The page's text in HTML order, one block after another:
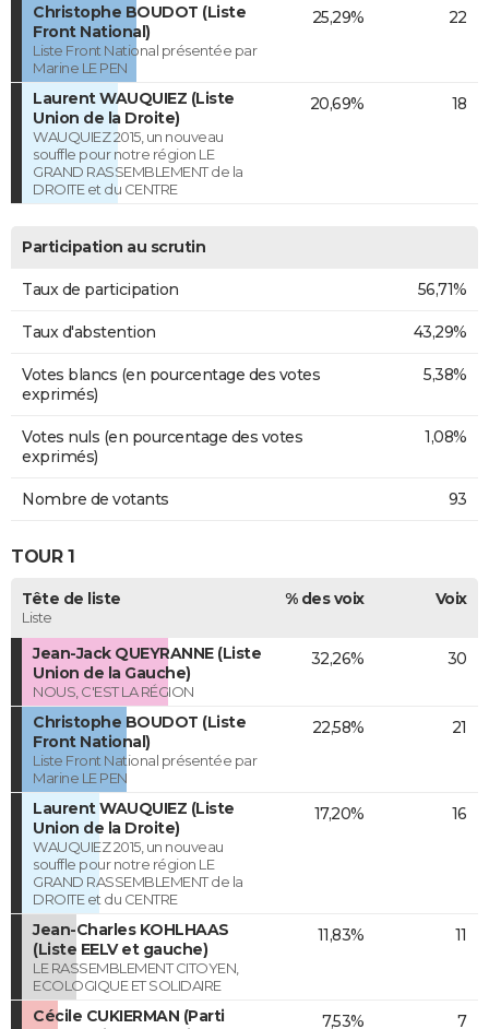
Christophe BOUDOT (Liste
Front National)
Liste Front National présentée par
Marine LE PEN
25,29% 22
Laurent WAUQUIEZ (Liste
Union de la Droite)
WAUQUIEZ 2015, un nouveau
souffle pour notre région LE
GRAND RASSEMBLEMENT de la
DROITE et du CENTRE
20,69% 18
Participation au scrutin
Taux de participation 56,71%
Taux d'abstention 43,29%
Votes blancs (en pourcentage des votes
exprimés)
5,38%
Votes nuls (en pourcentage des votes
exprimés)
1,08%
Nombre de votants 93
TOUR 1
Tête de liste
Liste
% des voix Voix
Jean-Jack QUEYRANNE (Liste
Union de la Gauche)
NOUS, C'EST LA RÉGION
32,26% 30
Christophe BOUDOT (Liste
Front National)
Liste Front National présentée par
Marine LE PEN
22,58% 21
Laurent WAUQUIEZ (Liste
Union de la Droite)
WAUQUIEZ 2015, un nouveau
souffle pour notre région LE
GRAND RASSEMBLEMENT de la
DROITE et du CENTRE
17,20% 16
Jean-Charles KOHLHAAS
(Liste EELV et gauche)
LE RASSEMBLEMENT CITOYEN,
ECOLOGIQUE ET SOLIDAIRE
11,83% 11
Cécile CUKIERMAN (Parti
7,53% 7